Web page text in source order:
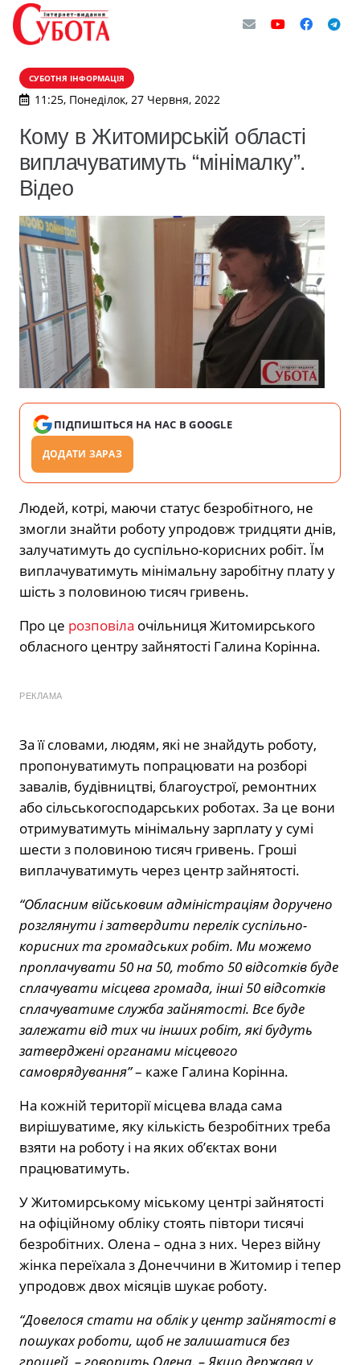
СУБОТНЯ ІНФОРМАЦІЯ
11:25, Понеділок, 27 Червня, 2022
Кому в Житомирській області
виплачуватимуть “мінімалку”.
Відео
ПІДПИШІТЬСЯ НА НАС В GOOGLE
ДОДАТИ ЗАРАЗ
Людей, котрі, маючи статус безробітного, не
змогли знайти роботу упродовж тридцяти днів,
залучатимуть до суспільно-корисних робіт. Їм
виплачуватимуть мінімальну заробітну плату у
шість з половиною тисяч гривень.
Про це розповіла очільниця Житомирського
обласного центру зайнятості Галина Корінна.
РЕКЛАМА
За її словами, людям, які не знайдуть роботу,
пропонуватимуть попрацювати на розборі
завалів, будівництві, благоустрої, ремонтних
або сільськогосподарських роботах. За це вони
отримуватимуть мінімальну зарплату у сумі
шести з половиною тисяч гривень. Гроші
виплачуватимуть через центр зайнятості.
“Обласним військовим адміністраціям доручено
розглянути і затвердити перелік суспільно-
корисних та громадських робіт. Ми можемо
проплачувати 50 на 50, тобто 50 відсотків буде
сплачувати місцева громада, інші 50 відсотків
сплачуватиме служба зайнятості. Все буде
залежати від тих чи інших робіт, які будуть
затверджені органами місцевого
самоврядування”– каже Галина Корінна.
На кожній території місцева влада сама
вирішуватиме, яку кількість безробітних треба
взяти на роботу і на яких об’єктах вони
працюватимуть.
У Житомирському міському центрі зайнятості
на офіційному обліку стоять півтори тисячі
безробітних. Олена – одна з них. Через війну
жінка переїхала з Донеччини в Житомир і тепер
упродовж двох місяців шукає роботу.
“Довелося стати на облік у центр зайнятості в
пошуках роботи, щоб не залишатися без
грошей, – говорить Олена. – Якщо держава у